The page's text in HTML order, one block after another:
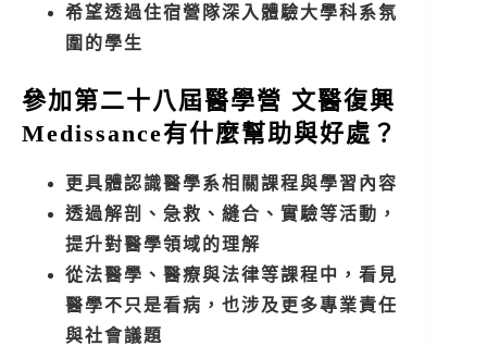
希望透過住宿營隊深入體驗大學科系氛
圍的學生
參加第二十八屆醫學營 文醫復興
Medissance有什麼幫助與好處？
更具體認識醫學系相關課程與學習內容
透過解剖、急救、縫合、實驗等活動，
提升對醫學領域的理解
從法醫學、醫療與法律等課程中，看見
醫學不只是看病，也涉及更多專業責任
與社會議題